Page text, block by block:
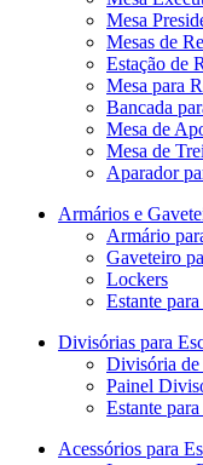
Mesa
Mesas de
Estação de
Mesa para
Bancada
Mesa de
Mesa de
Aparador
Armários e
Armário
Gaveteiro
Lockers
Estante
Divisórias para
Divisória
Painel
Estante
Acessórios para